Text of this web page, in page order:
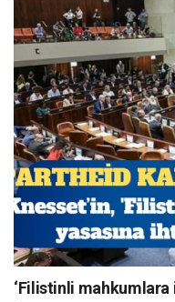
‘Filistinli mahkumlara